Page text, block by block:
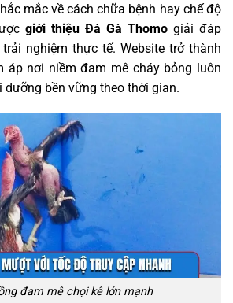
mắc về cách chữa bệnh hay chế độ
giới thiệu Đá Gà Thomo giải đáp
nghiệm thực tế. Website trở thành
áp nơi niềm đam mê cháy bỏng luôn
bền vững theo thời gian.
đam mê chọi kê lớn mạnh